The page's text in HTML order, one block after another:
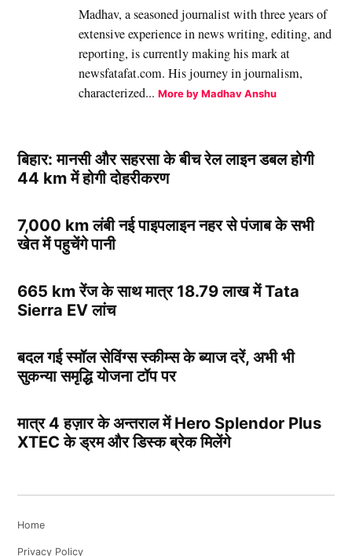
Madhav, a seasoned journalist with three years of
extensive experience in news writing, editing, and
reporting, is currently making his mark at
newsfatafat.com. His journey in journalism,
characterized...More by Madhav Anshu
बिहार: मानसी और सहरसा के बीच रेल लाइन डबल होगी
44 km में होगी दोहरीकरण
7,000 km लंबी नई पाइपलाइन नहर से पंजाब के सभी
खेत में पहुचेंगे पानी
665 km रेंज के साथ मात्र 18.79 लाख में Tata
Sierra EV लांच
बदल गई स्मॉल सेविंग्स स्कीम्स के ब्याज दरें, अभी भी
सुकन्या समृद्धि योजना टॉप पर
मात्र 4 हज़ार के अन्तराल में Hero Splendor Plus
XTEC के ड्रम और डिस्क ब्रेक मिलेंगे
Home
Privacy Policy